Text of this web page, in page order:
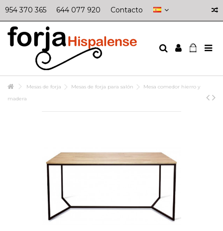
954 370 365 644 077 920 Contacto
Mesas de forja Mesas de forja para salón
Mesa comedor hierro y
madera